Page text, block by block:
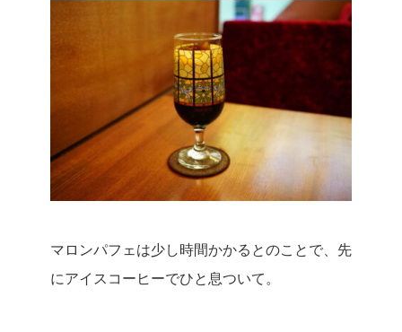
マロンパフェは少し時間かかるとのことで、先
にアイスコーヒーでひと息ついて。